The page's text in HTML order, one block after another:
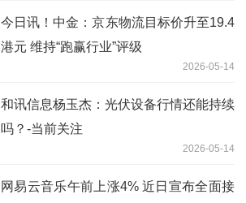
今日讯！中金：京东物流目标价升至19.4
港元 维持“跑赢行业”评级
2026-05-14
和讯信息杨玉杰：光伏设备行情还能持续
吗？-当前关注
2026-05-14
网易云音乐午前上涨4% 近日宣布全面接